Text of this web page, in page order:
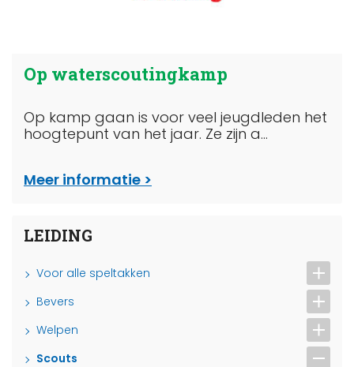
Op waterscoutingkamp
Op kamp gaan is voor veel jeugdleden het
hoogtepunt van het jaar. Ze zijn a...
Meer informatie
LEIDING
Voor alle speltakken
Bevers
Welpen
Scouts